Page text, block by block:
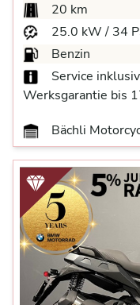
20 km
25.0 kW / 34
Benzin
Service
Werksgarantie bis
Bächli